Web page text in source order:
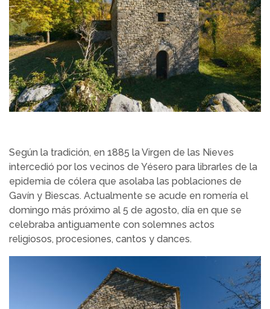
Según la tradición, en 1885 la Virgen de las Nieves
intercedió por los vecinos de Yésero para librarles de la
epidemia de cólera que asolaba las poblaciones de
Gavín y Biescas. Actualmente se acude en romería el
domingo más próximo al 5 de agosto, día en que se
celebraba antiguamente con solemnes actos
religiosos, procesiones, cantos y dances.